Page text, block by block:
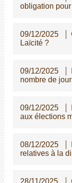
obligation
09/12/2025
Laïcité ?
09/12/2025
nombre de
09/12/2025
aux élections
08/12/2025
relatives à la
28/11/2025